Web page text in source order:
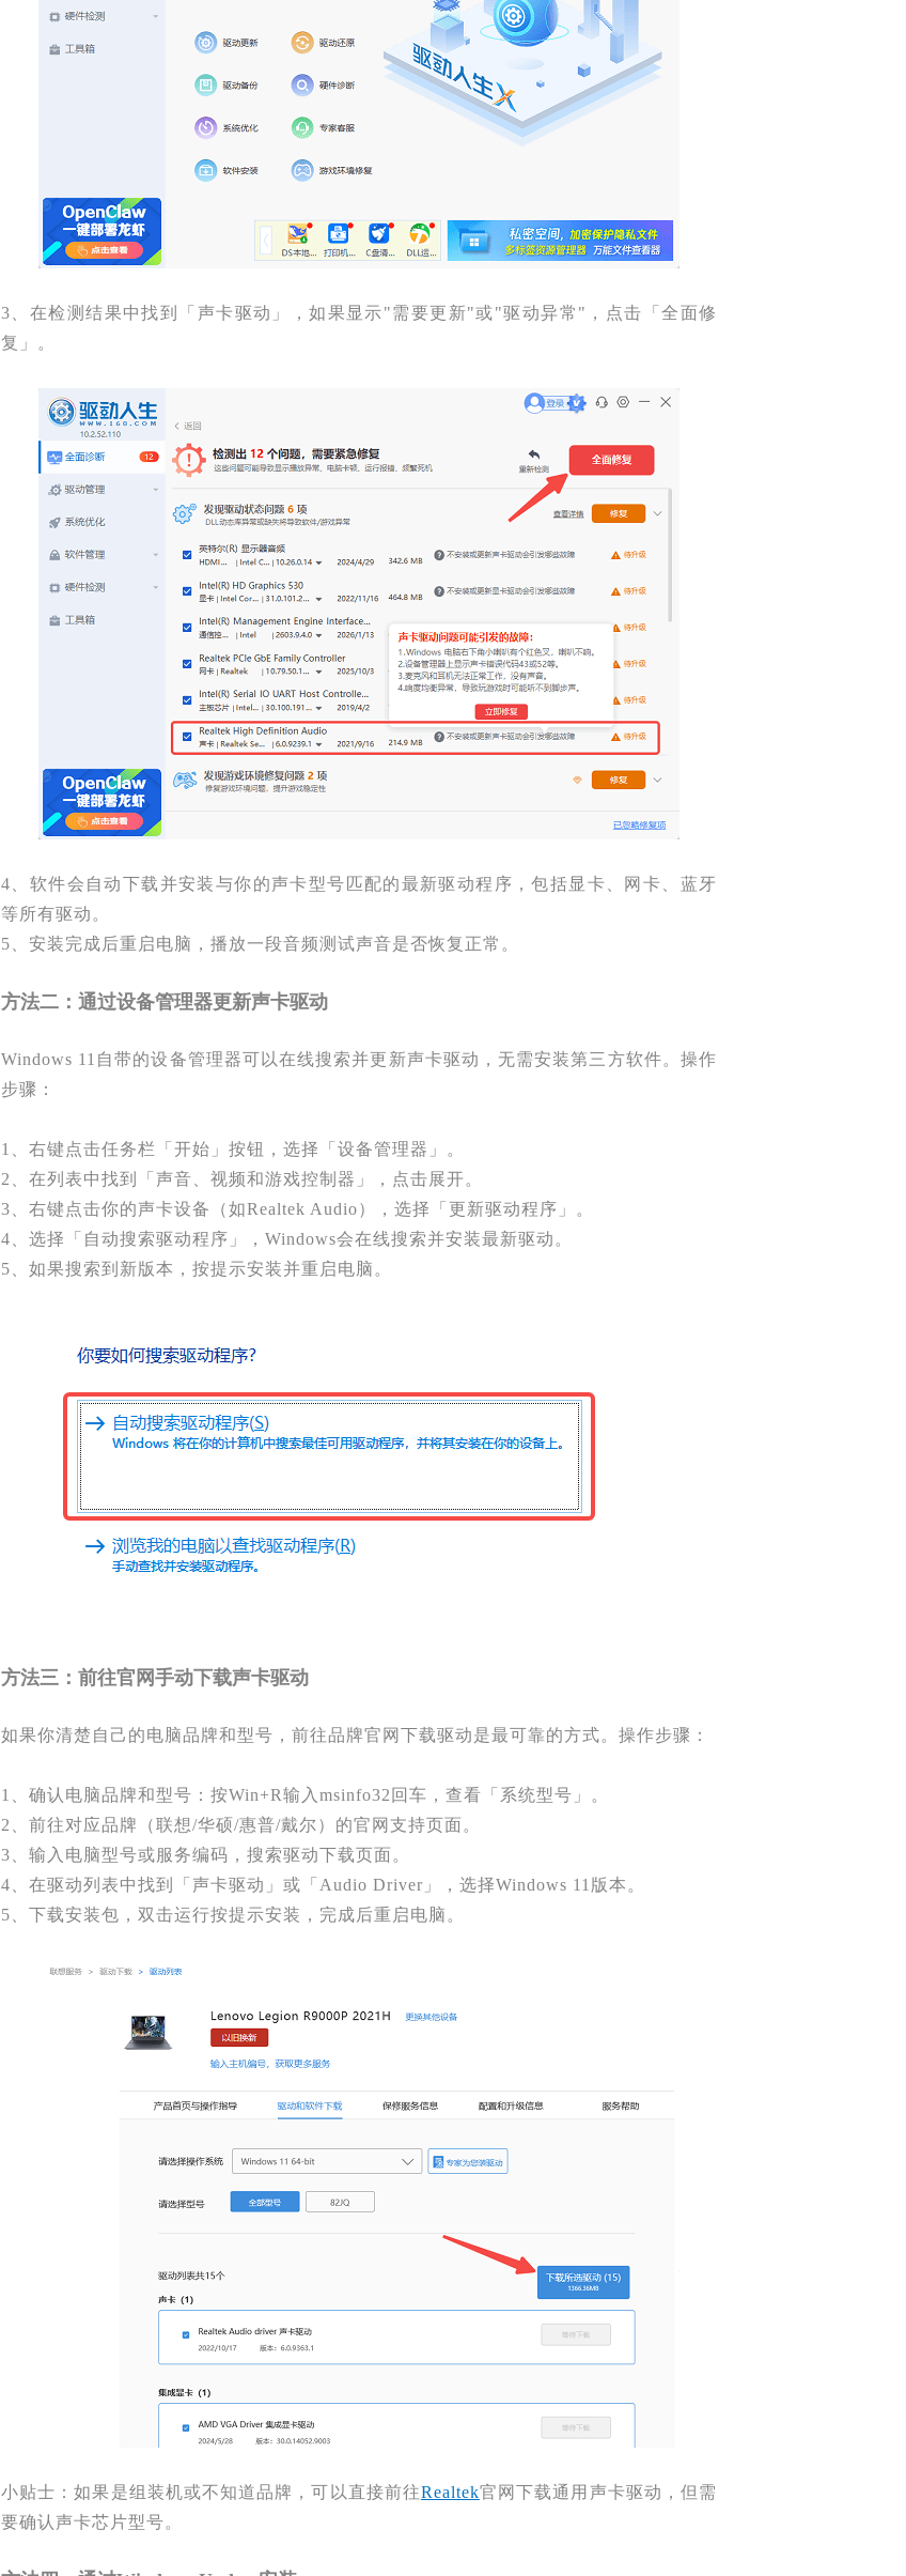
3、在检测结果中找到「声卡驱动」，如果显示"需要更新"或"驱动异常"，点击「全面修
复」。
4、软件会自动下载并安装与你的声卡型号匹配的最新驱动程序，包括显卡、网卡、蓝牙
等所有驱动。
5、安装完成后重启电脑，播放一段音频测试声音是否恢复正常。
方法二：通过设备管理器更新声卡驱动
Windows 11自带的设备管理器可以在线搜索并更新声卡驱动，无需安装第三方软件。操作
步骤：
1、右键点击任务栏「开始」按钮，选择「设备管理器」。
2、在列表中找到「声音、视频和游戏控制器」，点击展开。
3、右键点击你的声卡设备（如Realtek Audio），选择「更新驱动程序」。
4、选择「自动搜索驱动程序」，Windows会在线搜索并安装最新驱动。
5、如果搜索到新版本，按提示安装并重启电脑。
方法三：前往官网手动下载声卡驱动
如果你清楚自己的电脑品牌和型号，前往品牌官网下载驱动是最可靠的方式。操作步骤：
1、确认电脑品牌和型号：按Win+R输入msinfo32回车，查看「系统型号」。
2、前往对应品牌（联想/华硕/惠普/戴尔）的官网支持页面。
3、输入电脑型号或服务编码，搜索驱动下载页面。
4、在驱动列表中找到「声卡驱动」或「Audio Driver」，选择Windows 11版本。
5、下载安装包，双击运行按提示安装，完成后重启电脑。
小贴士：如果是组装机或不知道品牌，可以直接前往Realtek官网下载通用声卡驱动，但需
要确认声卡芯片型号。